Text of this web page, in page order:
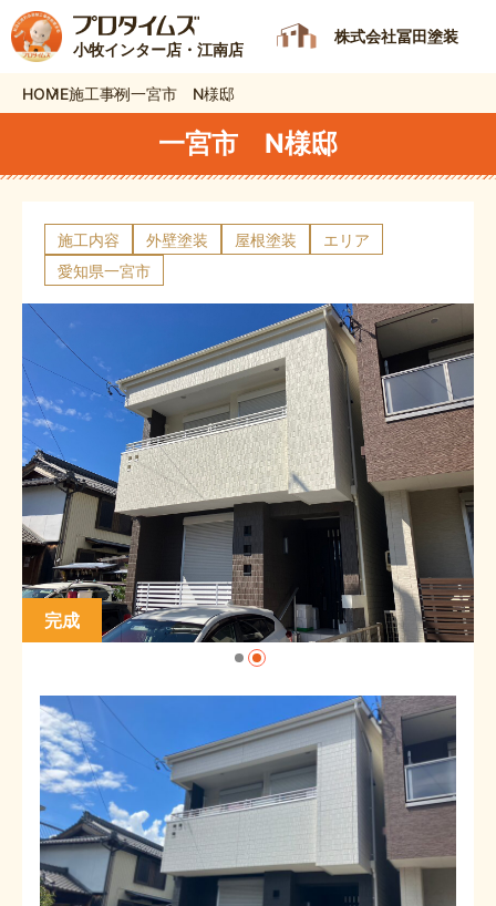
小牧インター店・江南店
株式会社冨田塗装
HOME施工事例一宮市 N様邸
一宮市 N様邸
施工内容 外壁塗装 屋根塗装
エリア
愛知県一宮市
完成